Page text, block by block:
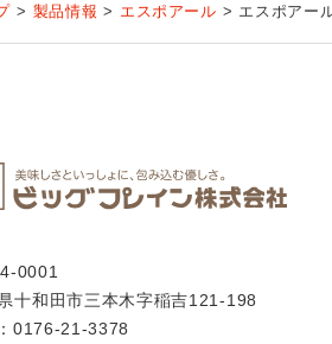
製品情報 エスポアール エスポアー
0001
十和田市三本木字稲吉121-198
0176-21-3378